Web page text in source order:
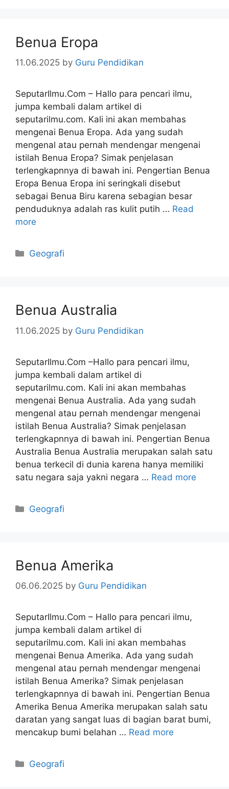
Benua Eropa
11.06.2025 by Guru Pendidikan
SeputarIlmu.Com – Hallo para pencari ilmu,
jumpa kembali dalam artikel di
seputarilmu.com. Kali ini akan membahas
mengenai Benua Eropa. Ada yang sudah
mengenal atau pernah mendengar mengenai
istilah Benua Eropa? Simak penjelasan
terlengkapnnya di bawah ini. Pengertian Benua
Eropa Benua Eropa ini seringkali disebut
sebagai Benua Biru karena sebagian besar
penduduknya adalah ras kulit putih … Read
more
Categories
Geografi
Benua Australia
11.06.2025 by Guru Pendidikan
SeputarIlmu.Com –Hallo para pencari ilmu,
jumpa kembali dalam artikel di
seputarilmu.com. Kali ini akan membahas
mengenai Benua Australia. Ada yang sudah
mengenal atau pernah mendengar mengenai
istilah Benua Australia? Simak penjelasan
terlengkapnnya di bawah ini. Pengertian Benua
Australia Benua Australia merupakan salah satu
benua terkecil di dunia karena hanya memiliki
satu negara saja yakni negara … Read more
Categories
Geografi
Benua Amerika
06.06.2025 by Guru Pendidikan
SeputarIlmu.Com – Hallo para pencari ilmu,
jumpa kembali dalam artikel di
seputarilmu.com. Kali ini akan membahas
mengenai Benua Amerika. Ada yang sudah
mengenal atau pernah mendengar mengenai
istilah Benua Amerika? Simak penjelasan
terlengkapnnya di bawah ini. Pengertian Benua
Amerika Benua Amerika merupakan salah satu
daratan yang sangat luas di bagian barat bumi,
mencakup bumi belahan … Read more
Categories
Geografi